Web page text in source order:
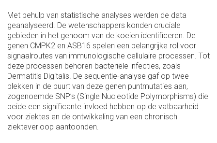
Met behulp van statistische analyses werden de data
geanalyseerd. De wetenschappers konden cruciale
gebieden in het genoom van de koeien identificeren. De
genen CMPK2 en ASB16 spelen een belangrijke rol voor
signaalroutes van immunologische cellulaire processen. Tot
deze processen behoren bacteriële infecties, zoals
Dermatitis Digitalis. De sequentie-analyse gaf op twee
plekken in de buurt van deze genen puntmutaties aan,
zogenoemde SNP’s (Single Nucleotide Polymorphisms) die
beide een significante invloed hebben op de vatbaarheid
voor ziektes en de ontwikkeling van een chronisch
ziekteverloop aantoonden.